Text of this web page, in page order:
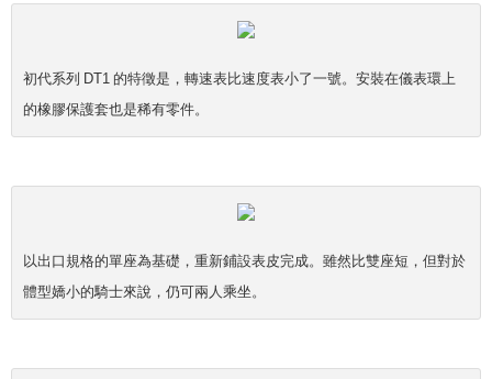
初代系列 DT1 的特徵是，轉速表比速度表小了一號。安裝在儀表環上
的橡膠保護套也是稀有零件。
以出口規格的單座為基礎，重新鋪設表皮完成。雖然比雙座短，但對於
體型嬌小的騎士來說，仍可兩人乘坐。